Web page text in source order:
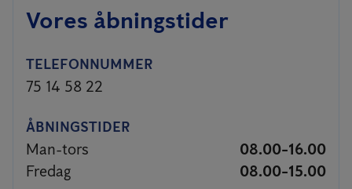
Vores åbningstider
TELEFONNUMMER
75 14 58 22
ÅBNINGSTIDER
Man-tors
08.00-16.00
Fredag
08.00-15.00